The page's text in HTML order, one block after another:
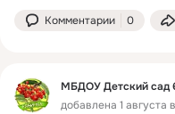
Комментарии 0
МБДОУ Детский сад
добавлена 1 августа